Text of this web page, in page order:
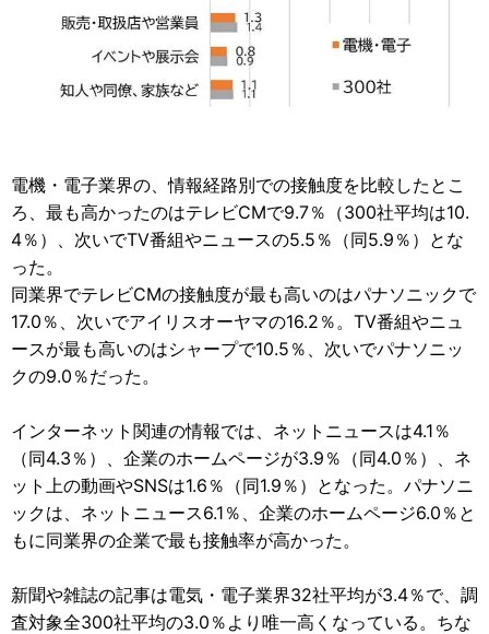
電機・電子業界の、情報経路別での接触度を比較したとこ
ろ、最も高かったのはテレビCMで9.7％（300社平均は10.
4％）、次いでTV番組やニュースの5.5％（同5.9％）とな
った。
同業界でテレビCMの接触度が最も高いのはパナソニックで
17.0％、次いでアイリスオーヤマの16.2％。TV番組やニュ
ースが最も高いのはシャープで10.5％、次いでパナソニッ
クの9.0％だった。
インターネット関連の情報では、ネットニュースは4.1％
（同4.3％）、企業のホームページが3.9％（同4.0％）、ネ
ット上の動画やSNSは1.6％（同1.9％）となった。パナソニ
ックは、ネットニュース6.1％、企業のホームページ6.0％と
もに同業界の企業で最も接触率が高かった。
新聞や雑誌の記事は電気・電子業界32社平均が3.4％で、調
査対象全300社平均の3.0％より唯一高くなっている。ちな